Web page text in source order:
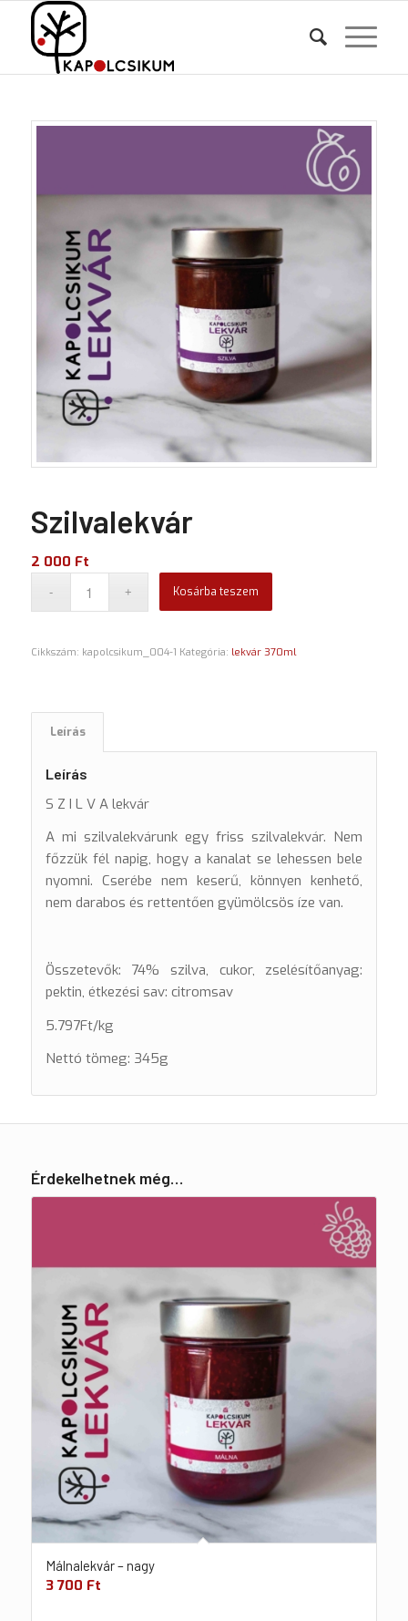
Szilvalekvár
2 000 Ft
Kosárba teszem
Cikkszám: kapolcsikum_004-1 Kategória: lekvár 370ml
Leírás
Leírás
S Z I L V A lekvár
A mi szilvalekvárunk egy friss szilvalekvár. Nem
főzzük fél napig, hogy a kanalat se lehessen bele
nyomni. Cserébe nem keserű, könnyen kenhető,
nem darabos és rettentően gyümölcsös íze van.
Összetevők: 74% szilva, cukor, zselésítőanyag:
pektin, étkezési sav: citromsav
5.797Ft/kg
Nettó tömeg: 345g
Érdekelhetnek még…
Málnalekvár – nagy
3 700 Ft